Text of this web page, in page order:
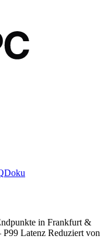
Doku
in Frankfurt &
Latenz Reduziert von